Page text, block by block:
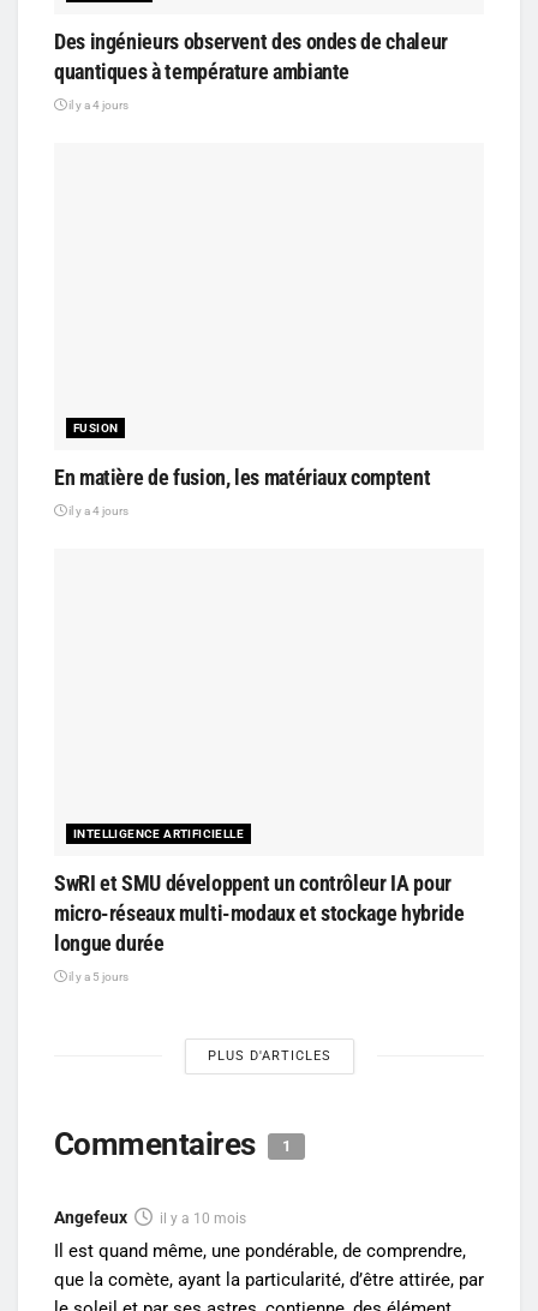
Des ingénieurs observent des ondes de chaleur
quantiques à température ambiante
il y a 4 jours
FUSION
En matière de fusion, les matériaux comptent
il y a 4 jours
INTELLIGENCE ARTIFICIELLE
SwRI et SMU développent un contrôleur IA pour
micro-réseaux multi-modaux et stockage hybride
longue durée
il y a 5 jours
PLUS D'ARTICLES
Commentaires 1
Angefeux il y a 10 mois
Il est quand même, une pondérable, de comprendre,
que la comète, ayant la particularité, d’être attirée, par